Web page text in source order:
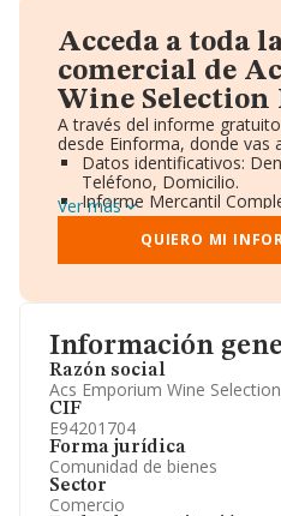
Información
Razón social
Acs Emporium Wine
CIF
E94201704
Forma jurídica
Comunidad de bienes
Sector
Comercio
Acceda a toda
comercial de
Wine Selection
A través del informe
desde Einforma, donde vas
Datos identificativos:
Teléfono, Domicilio.
Informe Mercantil
Gráficos de Evolución
Consejo de
Directivos y Ejecutivos.
Información oficial y
Ver más
QUIERO MI